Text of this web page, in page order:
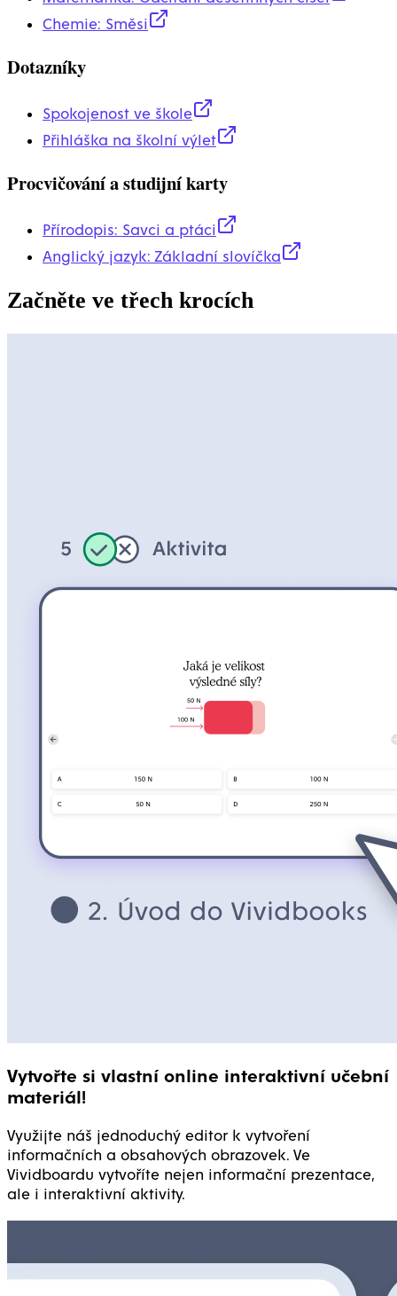
Chemie: Směsi
Dotazníky
Spokojenost ve škole
Přihláška na školní výlet
Procvičování a studijní karty
Přírodopis: Savci a ptáci
Anglický jazyk: Základní slovíčka
Začněte ve třech krocích
Vytvořte si vlastní online interaktivní učební
materiál!
Využijte náš jednoduchý editor k vytvoření
informačních a obsahových obrazovek. Ve
Vividboardu vytvoříte nejen informační prezentace,
ale i interaktivní aktivity.